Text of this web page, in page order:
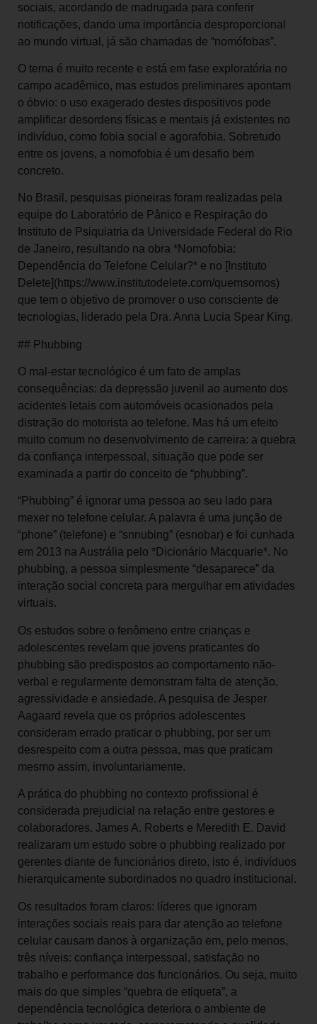
sociais, acordando de madrugada para conferir
notificações, dando uma importância desproporcional
ao mundo virtual, já são chamadas de “nomófobas”.
O tema é muito recente e está em fase exploratória no
campo acadêmico, mas estudos preliminares apontam
o óbvio: o uso exagerado destes dispositivos pode
amplificar desordens físicas e mentais já existentes no
indivíduo, como fobia social e agorafobia. Sobretudo
entre os jovens, a nomofobia é um desafio bem
concreto.
No Brasil, pesquisas pioneiras foram realizadas pela
equipe do Laboratório de Pânico e Respiração do
Instituto de Psiquiatria da Universidade Federal do Rio
de Janeiro, resultando na obra *Nomofobia:
Dependência do Telefone Celular?* e no [Instituto
Delete](https://www.institutodelete.com/quemsomos)
que tem o objetivo de promover o uso consciente de
tecnologias, liderado pela Dra. Anna Lucia Spear King.
## Phubbing
O mal-estar tecnológico é um fato de amplas
consequências: da depressão juvenil ao aumento dos
acidentes letais com automóveis ocasionados pela
distração do motorista ao telefone. Mas há um efeito
muito comum no desenvolvimento de carreira: a quebra
da confiança interpessoal, situação que pode ser
examinada a partir do conceito de “phubbing”.
“Phubbing” é ignorar uma pessoa ao seu lado para
mexer no telefone celular. A palavra é uma junção de
“phone” (telefone) e “snnubing” (esnobar) e foi cunhada
em 2013 na Austrália pelo *Dicionário Macquarie*. No
phubbing, a pessoa simplesmente “desaparece” da
interação social concreta para mergulhar em atividades
virtuais.
Os estudos sobre o fenômeno entre crianças e
adolescentes revelam que jovens praticantes do
phubbing são predispostos ao comportamento não-
verbal e regularmente demonstram falta de atenção,
agressividade e ansiedade. A pesquisa de Jesper
Aagaard revela que os próprios adolescentes
consideram errado praticar o phubbing, por ser um
desrespeito com a outra pessoa, mas que praticam
mesmo assim, involuntariamente.
A prática do phubbing no contexto profissional é
considerada prejudicial na relação entre gestores e
colaboradores. James A. Roberts e Meredith E. David
realizaram um estudo sobre o phubbing realizado por
gerentes diante de funcionários direto, isto é, indivíduos
hierarquicamente subordinados no quadro institucional.
Os resultados foram claros: líderes que ignoram
interações sociais reais para dar atenção ao telefone
celular causam danos à organização em, pelo menos,
três níveis: confiança interpessoal, satisfação no
trabalho e performance dos funcionários. Ou seja, muito
mais do que simples “quebra de etiqueta”, a
dependência tecnológica deteriora o ambiente de